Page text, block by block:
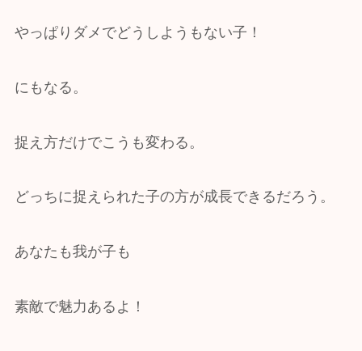
やっぱりダメでどうしようもない子！
にもなる。
捉え方だけでこうも変わる。
どっちに捉えられた子の方が成長できるだろう。
あなたも我が子も
素敵で魅力あるよ！